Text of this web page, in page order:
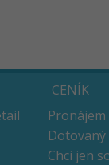
CENÍK
Dotovaný
Chci jen